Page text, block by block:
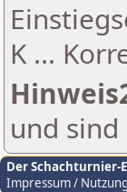
K ...
und
Der Schachturnier-
Impressum /